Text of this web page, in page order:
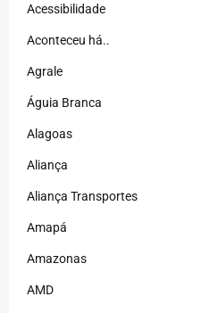
Acessibilidade
Aconteceu há..
Agrale
Águia Branca
Alagoas
Aliança
Aliança Transportes
Amapá
Amazonas
AMD